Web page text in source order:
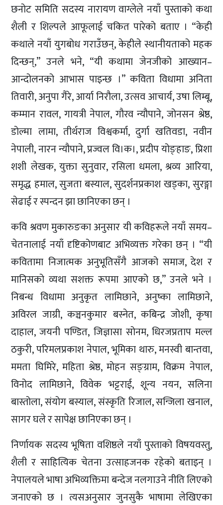
छनोट समिति सदस्य नारायण वाग्लेले नयाँ पुस्ताको कथा
शैली र शिल्पले आफूलाई चकित पारेको बताए । “केही
कथाले नयाँ युगबोध गराउँछन्, केहीले स्थानीयताको महक
दिन्छन्,” उनले भने, “यी कथामा जेनजीको आख्यान–
आन्दोलनको आभास पाइन्छ ।” कविता विधामा अनिता
तिवारी, अनुपा गैरे, आर्या निरौला, उत्सव आचार्य, उषा लिम्बू,
कम्मान रावल, गायत्री नेपाल, गौरव न्यौपाने, जोनसन श्रेष्ठ,
डोल्मा लामा, तीर्थराज विश्वकर्मा, दुर्गा खतिवडा, नवीन
नेपाली, नारन न्यौपाने, प्रज्वल वि।क।, प्रदीप योङ्हाङ, प्रिशा
शशी लेखक, युक्ता सुनुवार, रसिला धमला, श्रव्य आरिया,
समृद्ध हमाल, सुजता बस्याल, सुदर्शनप्रकाश खड्का, सुरङ्गा
सेढाई र स्पन्दन झा छानिएका छन् ।
कवि श्रवण मुकारुङका अनुसार यी कविहरूले नयाँ समय–
चेतनालाई नयाँ दृष्टिकोणबाट अभिव्यक्त गरेका छन् । “यी
कवितामा निजात्मक अनुभूतिसँगै आजको समाज, देश र
मानिसको व्यथा सशक्त रूपमा आएको छ,” उनले भने ।
निबन्ध विधामा अनुकृत लामिछाने, अनुष्का लामिछाने,
अविरल जाग्री, कञ्चनकुमार बस्नेत, कबिन्द्र जोशी, कृषा
दाहाल, जयनी पण्डित, जिज्ञासा सोनम, धिरजप्रताप मल्ल
ठकुरी, परिमलप्रकाश नेपाल, भूमिका थारु, मनस्वी बान्तवा,
ममता घिमिरे, महिता श्रेष्ठ, मोहन सङ्ग्राम, विक्रम नेपाल,
विनोद लामिछाने, विवेक भट्टराई, शून्य नयन, सलिना
बास्तोला, संयोग बस्याल, संस्कृति रिजाल, सन्जिला खनाल,
सागर घले र सापेक्ष छानिएका छन् ।
निर्णायक सदस्य भूषिता वशिष्ठले नयाँ पुस्ताको विषयवस्तु,
शैली र साहित्यिक चेतना उत्साहजनक रहेको बताइन् ।
नेपालयले भाषा अभिव्यक्तिमा बन्देज नलगाउने नीति लिएको
जनाएको छ । त्यसअनुसार जुनसुकै भाषामा लेखिएका